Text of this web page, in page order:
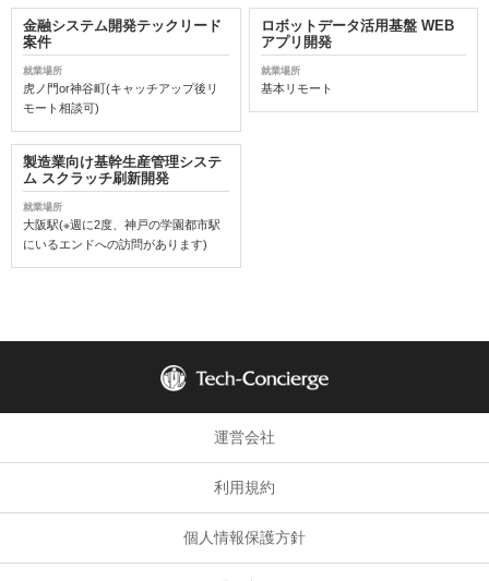
金融システム開発テックリード
案件
就業場所
虎ノ門or神谷町(キャッチアップ後リ
モート相談可)
ロボットデータ活用基盤 WEB
アプリ開発
就業場所
基本リモート
製造業向け基幹生産管理システ
ム スクラッチ刷新開発
就業場所
大阪駅(※週に2度、神戸の学園都市駅
にいるエンドへの訪問があります)
運営会社
利用規約
個人情報保護方針